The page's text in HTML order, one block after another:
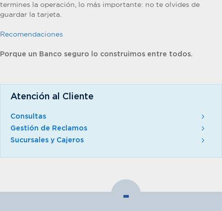
termines la operación, lo más importante: no te olvides de
guardar la tarjeta.
Recomendaciones
Porque un Banco seguro lo construimos entre todos.
Atención al Cliente
Consultas
Gestión de Reclamos
Sucursales y Cajeros
-